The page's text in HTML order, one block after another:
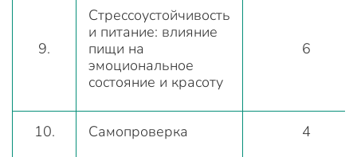
9.
Стрессоустойчивость
и питание: влияние
пищи на
эмоциональное
состояние и красоту
6
10. Самопроверка 4